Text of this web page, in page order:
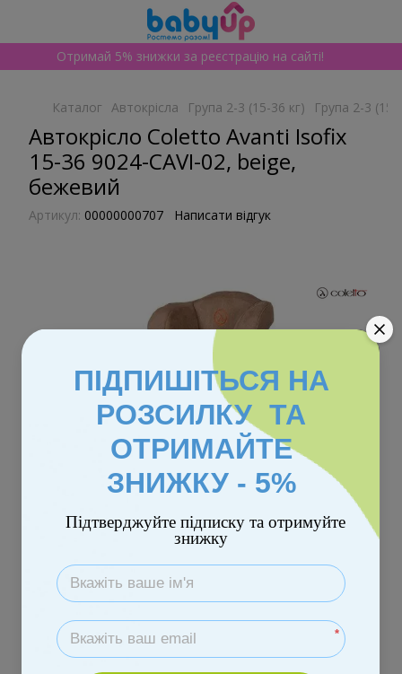
Отримай 5% знижки за реєстрацію на сайті!
Каталог Автокрісла Група 2-3 (15-36 кг) Група 2-3
Автокрісло Coletto Avanti Isofix
15-36 9024-CAVI-02, beige,
бежевий
Артикул: 00000000707 Написати відгук
Колір
ПІДПИШІТЬСЯ НА
РОЗСИЛКУ ТА
ОТРИМАЙТЕ
ЗНИЖКУ - 5%
Підтверджуйте підписку та отримуйте
знижку
*